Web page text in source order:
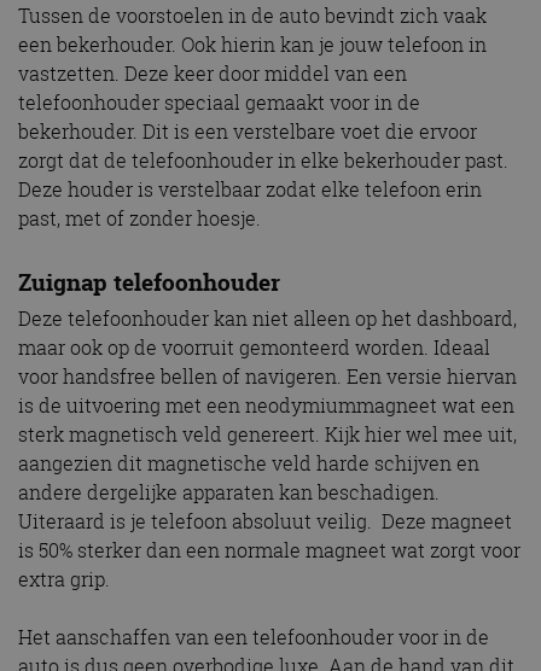
Tussen de voorstoelen in de auto bevindt zich vaak
een bekerhouder. Ook hierin kan je jouw telefoon in
vastzetten. Deze keer door middel van een
telefoonhouder speciaal gemaakt voor in de
bekerhouder. Dit is een verstelbare voet die ervoor
zorgt dat de telefoonhouder in elke bekerhouder past.
Deze houder is verstelbaar zodat elke telefoon erin
past, met of zonder hoesje.
Zuignap telefoonhouder
Deze telefoonhouder kan niet alleen op het dashboard,
maar ook op de voorruit gemonteerd worden. Ideaal
voor handsfree bellen of navigeren. Een versie hiervan
is de uitvoering met een neodymiummagneet wat een
sterk magnetisch veld genereert. Kijk hier wel mee uit,
aangezien dit magnetische veld harde schijven en
andere dergelijke apparaten kan beschadigen.
Uiteraard is je telefoon absoluut veilig. Deze magneet
is 50% sterker dan een normale magneet wat zorgt voor
extra grip.
Het aanschaffen van een telefoonhouder voor in de